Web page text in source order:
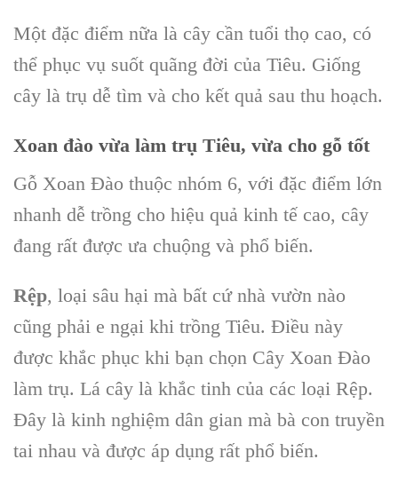
Một đặc điểm nữa là cây cần tuổi thọ cao, có
thể phục vụ suốt quãng đời của Tiêu. Giống
cây là trụ dễ tìm và cho kết quả sau thu hoạch.
Xoan đào vừa làm trụ Tiêu, vừa cho gỗ tốt
Gỗ Xoan Đào thuộc nhóm 6, với đặc điểm lớn
nhanh dễ trồng cho hiệu quả kinh tế cao, cây
đang rất được ưa chuộng và phổ biến.
Rệp, loại sâu hại mà bất cứ nhà vườn nào
cũng phải e ngại khi trồng Tiêu. Điều này
được khắc phục khi bạn chọn Cây Xoan Đào
làm trụ. Lá cây là khắc tinh của các loại Rệp.
Đây là kinh nghiệm dân gian mà bà con truyền
tai nhau và được áp dụng rất phổ biến.